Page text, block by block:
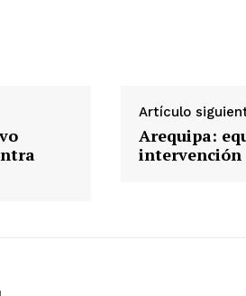
Artículo
Arequipa:
intervención